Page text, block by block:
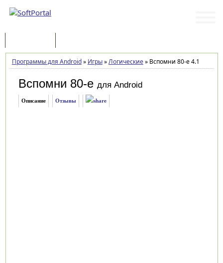
Программы для Android» Игры»Логические»Вспомни 80-е 4.1
Вспомни 80-е для Android
Описание Отзывы